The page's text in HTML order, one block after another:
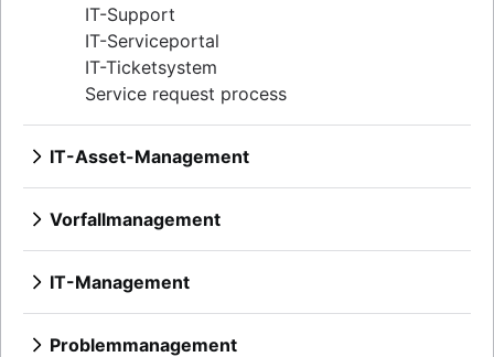
IT-Support
IT-Serviceportal
IT-Ticketsystem
Service request process
IT-Asset-Management
Überblick
Configuration Management Databases
Management
Best Practices für das IT- und Software-
Asset-Management
Vorfallmanagement
Überblick
IT Service Continuity Management (ITSCM)
Informationen zu Vorfällen
Incident Response
IT-Management
Überblick
Problemmanagement